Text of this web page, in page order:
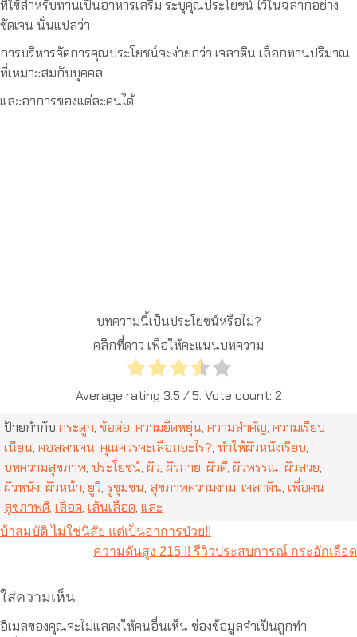
ที่ใช้สำหรับทานเป็นอาหารเสริม ระบุคุณประโยชน์ ไว้ในฉลากอย่าง
ชัดเจน นั่นแปลว่า
การบริหารจัดการคุณประโยชน์จะง่ายกว่า เจลาติน เลือกทานปริมาณ
ที่เหมาะสมกับบุคคล
และอาการของแต่ละคนได้
บทความนี้เป็นประโยชน์หรือไม่?
คลิกที่ดาว เพื่อให้คะแนนบทความ
Average rating 3.5 / 5. Vote count: 2
ป้ายกำกับ:กระดูก, ข้อต่อ, ความยืดหยุ่น, ความสำคัญ, ความเรียบ
เนียน, คอลลาเจน, คุณควรจะเลือกอะไร?, ทำให้ผิวหนังเรียบ,
บทความสุขภาพ, ประโยชน์, ผิว, ผิวกาย, ผิวดี, ผิวพรรณ, ผิวสวย,
ผิวหนัง, ผิวหน้า, ยูวี, รูขุมขน, สุขภาพความงาม, เจลาติน, เพื่อคน
สุขภาพดี, เลือด, เส้นเลือด, และ
แนะแนว
บ้าสมบัติ ไม่ใช่นิสัย แต่เป็นอาการป่วย!!
ความดันสูง 215 !! รีวิวประสบการณ์ กระอักเลือด
ใส่ความเห็น
อีเมลของคุณจะไม่แสดงให้คนอื่นเห็น ช่องข้อมูลจำเป็นถูกทำ